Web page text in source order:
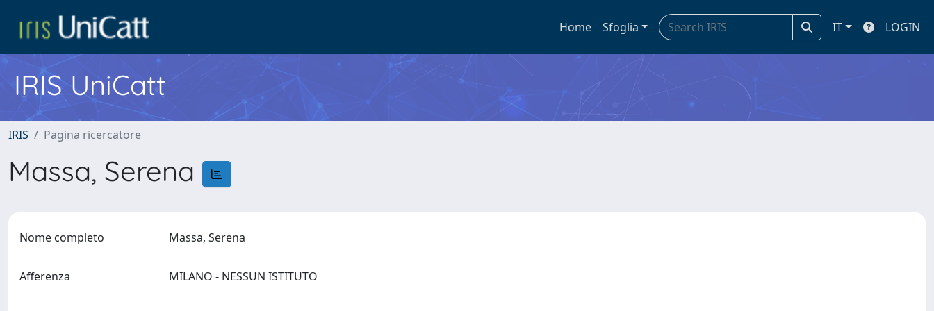
Home Sfoglia IT LOGIN
IRIS UniCatt
IRIS Pagina ricercatore
Massa, Serena
Nome completo Massa, Serena
Afferenza MILANO - NESSUN ISTITUTO